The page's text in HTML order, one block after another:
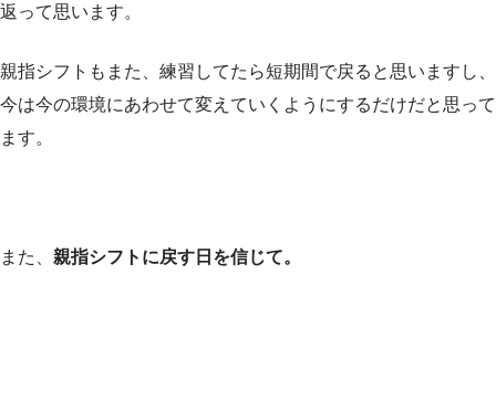
返って思います。
親指シフトもまた、練習してたら短期間で戻ると思いますし、
今は今の環境にあわせて変えていくようにするだけだと思って
ます。
また、 親指シフトに戻す日を信じて。